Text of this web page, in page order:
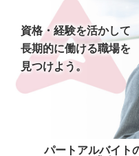
資格・経験を活かして
長期的に働ける職場を
見つけよう。
パートアルバイト